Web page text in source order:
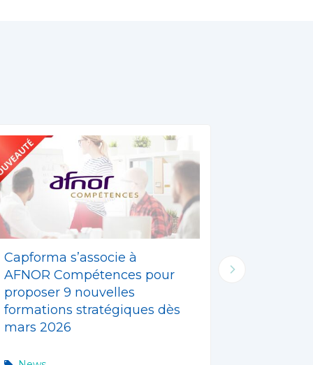
Capforma s’associe à
AFNOR Compétences pour
proposer 9 nouvelles
formations stratégiques dès
mars 2026